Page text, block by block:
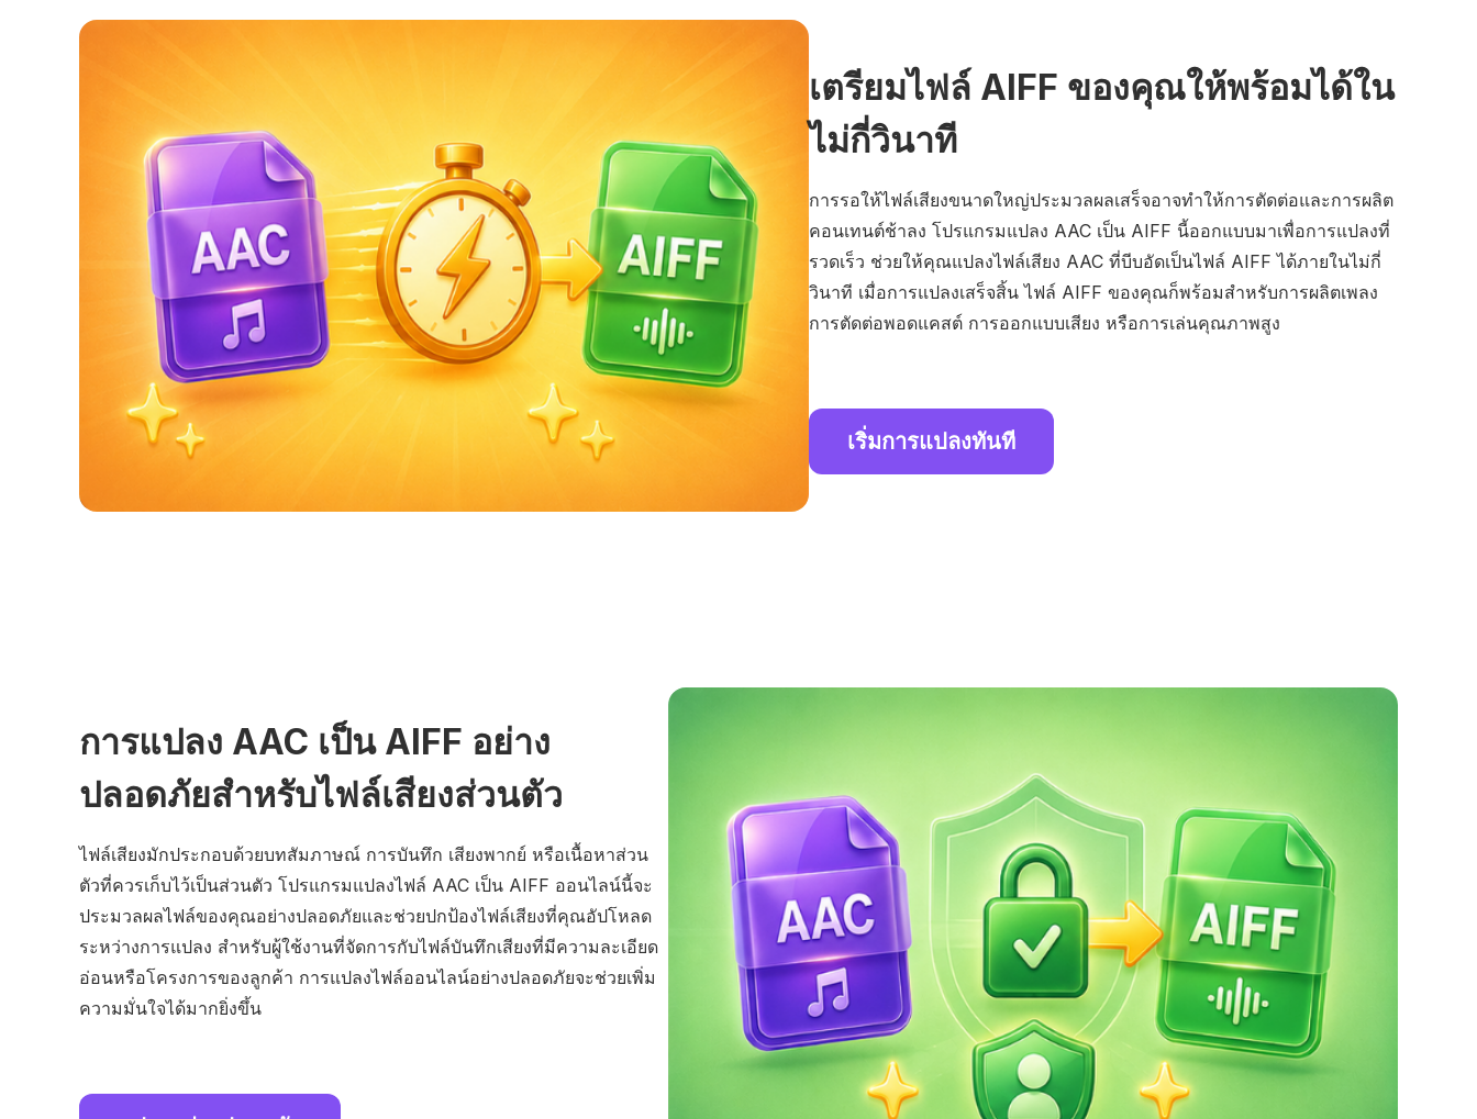
เตรียมไฟล์ AIFF ของคุณให้พร้อมได้ใน
ไม่กี่วินาที
การรอให้ไฟล์เสียงขนาดใหญ่ประมวลผลเสร็จอาจทำให้การตัดต่อและการผลิต
คอนเทนต์ช้าลง โปรแกรมแปลง AAC เป็น AIFF นี้ออกแบบมาเพื่อการแปลงที่
รวดเร็ว ช่วยให้คุณแปลงไฟล์เสียง AAC ที่บีบอัดเป็นไฟล์ AIFF ได้ภายในไม่กี่
วินาที เมื่อการแปลงเสร็จสิ้น ไฟล์ AIFF ของคุณก็พร้อมสำหรับการผลิตเพลง
การตัดต่อพอดแคสต์ การออกแบบเสียง หรือการเล่นคุณภาพสูง
เริ่มการแปลงทันที
การแปลง AAC เป็น AIFF อย่าง
ปลอดภัยสำหรับไฟล์เสียงส่วนตัว
ไฟล์เสียงมักประกอบด้วยบทสัมภาษณ์ การบันทึก เสียงพากย์ หรือเนื้อหาส่วน
ตัวที่ควรเก็บไว้เป็นส่วนตัว โปรแกรมแปลงไฟล์ AAC เป็น AIFF ออนไลน์นี้จะ
ประมวลผลไฟล์ของคุณอย่างปลอดภัยและช่วยปกป้องไฟล์เสียงที่คุณอัปโหลด
ระหว่างการแปลง สำหรับผู้ใช้งานที่จัดการกับไฟล์บันทึกเสียงที่มีความละเอียด
อ่อนหรือโครงการของลูกค้า การแปลงไฟล์ออนไลน์อย่างปลอดภัยจะช่วยเพิ่ม
ความมั่นใจได้มากยิ่งขึ้น